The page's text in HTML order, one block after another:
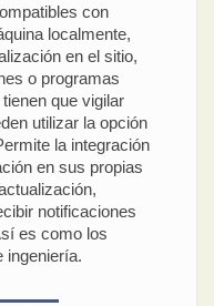
con
localmente,
en el sitio,
o programas
que vigilar
utilizar la opción
la integración
en sus propias
notificaciones
es como los
ingeniería.